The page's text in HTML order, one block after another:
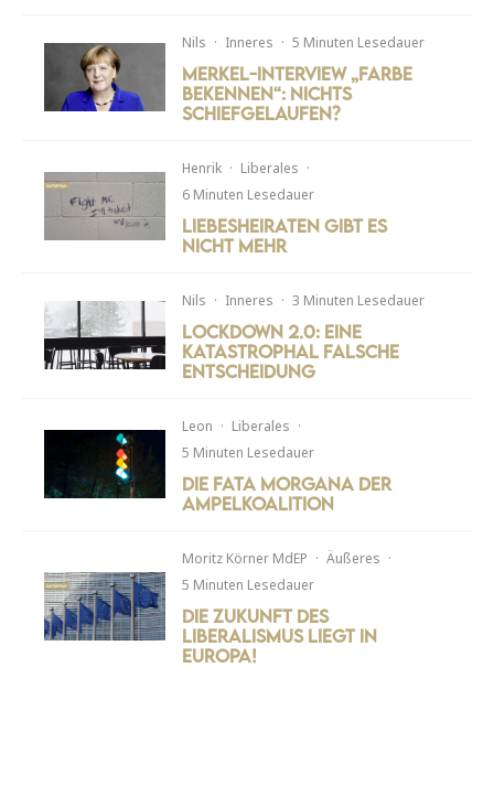
Nils · Inneres · 5 Minuten Lesedauer
Merkel-Interview „Farbe
bekennen“: Nichts
schiefgelaufen?
Henrik · Liberales ·
6 Minuten Lesedauer
Liebesheiraten gibt es
nicht mehr
Nils · Inneres · 3 Minuten Lesedauer
Lockdown 2.0: Eine
katastrophal falsche
Entscheidung
Leon · Liberales ·
5 Minuten Lesedauer
Die Fata Morgana der
Ampelkoalition
Moritz Körner MdEP · Äußeres ·
5 Minuten Lesedauer
Die Zukunft des
Liberalismus liegt in
Europa!